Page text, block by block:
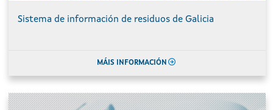
Sistema de información de residuos de Galicia
MÁIS INFORMACIÓN